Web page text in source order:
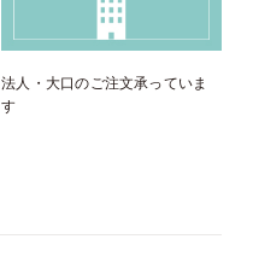
法人・大口のご注文承っていま
す